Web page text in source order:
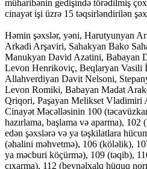
müharibənin gedişində törədilmiş
cinayət işi üzrə 15 təqsirləndirilən
Həmin şəxslər, yəni, Harutyunyan
Arkadi Arşaviri, Sahakyan Bako
Manukyan David Azatini, Babayan
Levon Henrikoviç, Beqlaryan Vasili
Allahverdiyan Davit Nelsoni,
Levon Romiki, Babayan Madat
Qriqori, Paşayan Melikset Vladimiri
Cinayət Məcəlləsinin 100
hazırlama, başlama və aparma),
edən şəxslərə və ya təşkilatlara
(əhalini məhvetmə), 106 (köləlik),
ya məcburi köçürmə), 109 (təqib),
çıxarma), 112 (beynəlxalq hüquq